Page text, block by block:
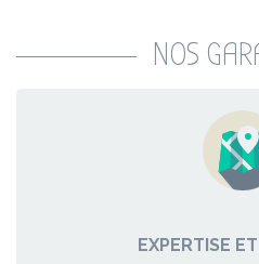
NOS
EXPERTISE